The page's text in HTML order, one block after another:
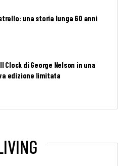
una storia lunga 60 anni
Clock di George Nelson in una
edizione limitata